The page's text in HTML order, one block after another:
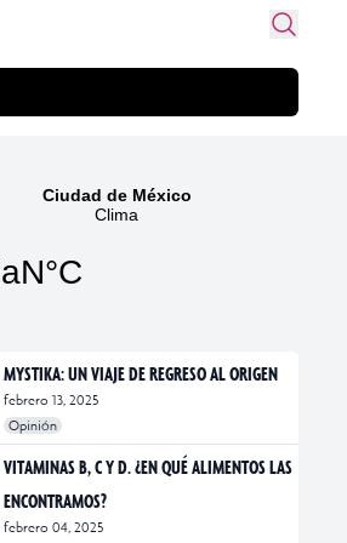
MYSTIKA: UN VIAJE DE REGRESO AL ORIGEN
febrero 13, 2025
Opinión
#exposiciones
#fotografía
VITAMINAS B, C Y D. ¿EN QUÉ ALIMENTOS LAS
ENCONTRAMOS?
febrero 04, 2025